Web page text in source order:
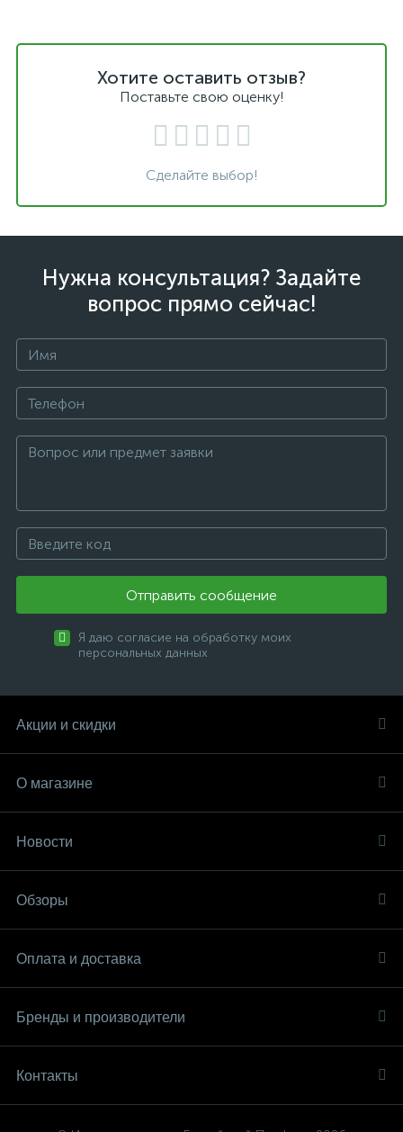
Хотите оставить отзыв?
Поставьте свою оценку!
Сделайте выбор!
Нужна консультация? Задайте
вопрос прямо сейчас!
Отправить сообщение
Я даю согласие на обработку моих
персональных данных
Акции и скидки
О магазине
Новости
Обзоры
Оплата и доставка
Бренды и производители
Контакты